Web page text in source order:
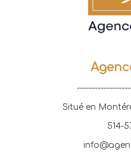
Situé en
514-